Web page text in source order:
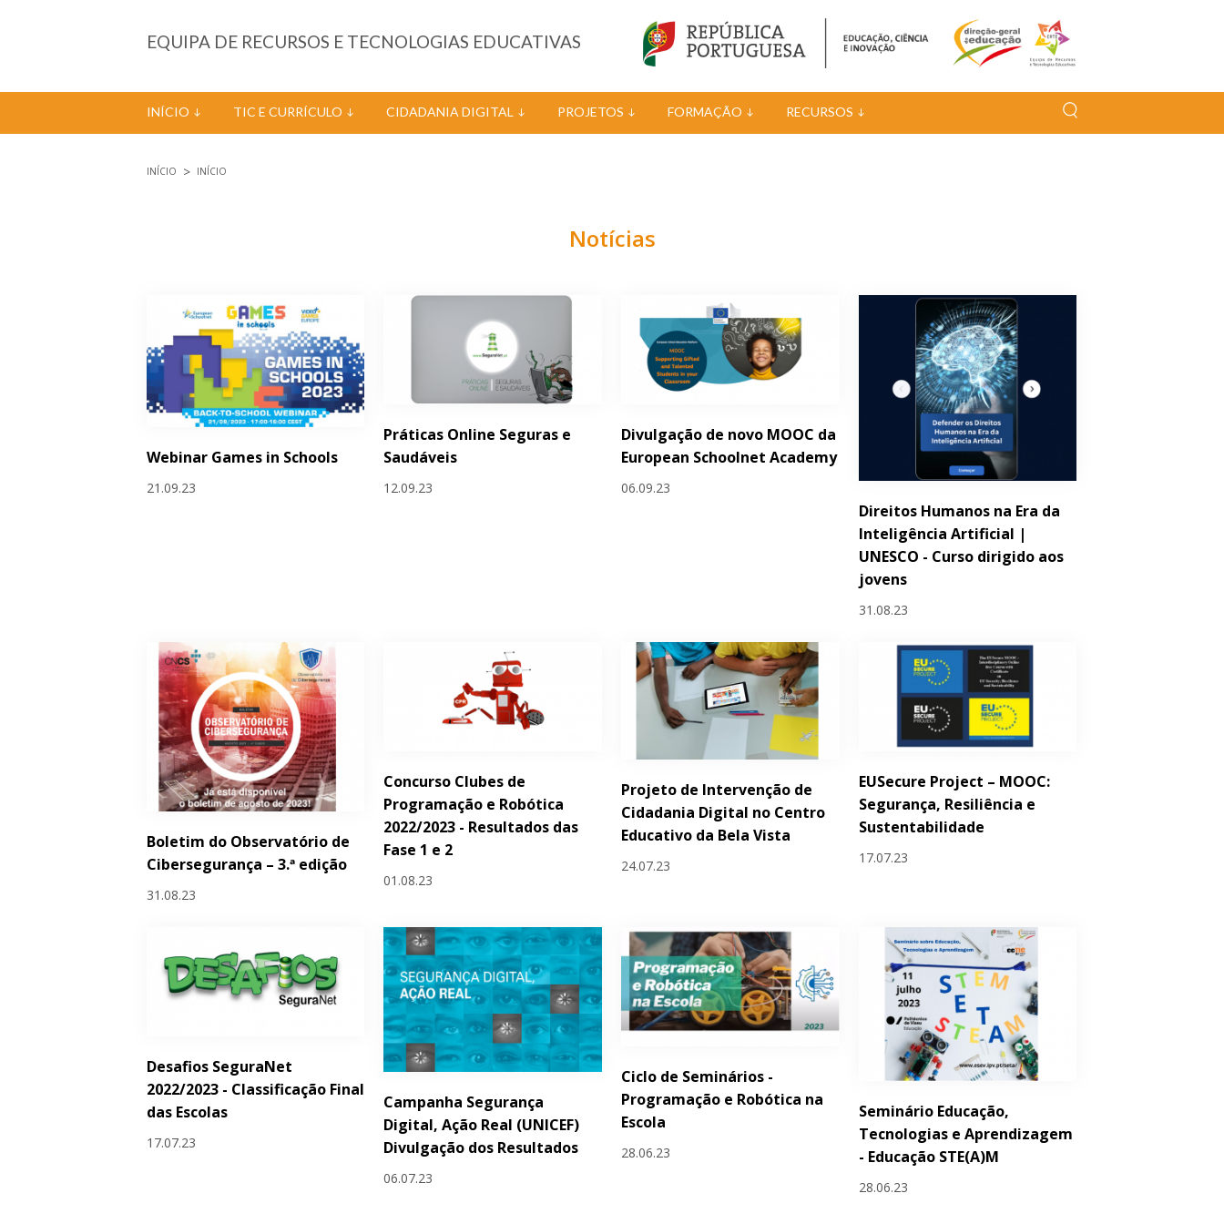
EQUIPA DE RECURSOS E TECNOLOGIAS EDUCATIVAS
INÍCIO TIC E CURRÍCULO CIDADANIA DIGITAL PROJETOS FORMAÇÃO RECURSOS
INÍCIO INÍCIO
Notícias
Webinar Games in Schools
21.09.23
Práticas Online Seguras e
Saudáveis
12.09.23
Divulgação de novo MOOC da
European Schoolnet Academy
06.09.23
Direitos Humanos na Era da
Inteligência Artificial |
UNESCO - Curso dirigido aos
jovens
31.08.23
Boletim do Observatório de
Cibersegurança – 3.ª edição
31.08.23
Concurso Clubes de
Programação e Robótica
2022/2023 - Resultados das
Fase 1 e 2
01.08.23
Projeto de Intervenção de
Cidadania Digital no Centro
Educativo da Bela Vista
24.07.23
EUSecure Project – MOOC:
Segurança, Resiliência e
Sustentabilidade
17.07.23
Desafios SeguraNet
2022/2023 - Classificação Final
das Escolas
17.07.23
Campanha Segurança
Digital, Ação Real (UNICEF)
Divulgação dos Resultados
06.07.23
Ciclo de Seminários -
Programação e Robótica na
Escola
28.06.23
Seminário Educação,
Tecnologias e Aprendizagem
- Educação STE(A)M
28.06.23
Páginas